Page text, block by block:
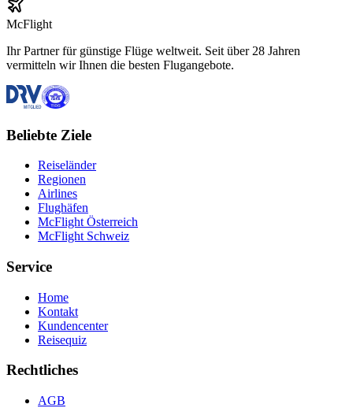
McFlight
Ihr Partner für günstige Flüge weltweit. Seit über 28 Jahren
vermitteln wir Ihnen die besten Flugangebote.
Beliebte Ziele
Reiseländer
Regionen
Airlines
Flughäfen
McFlight Österreich
McFlight Schweiz
Service
Home
Kontakt
Kundencenter
Reisequiz
Rechtliches
AGB